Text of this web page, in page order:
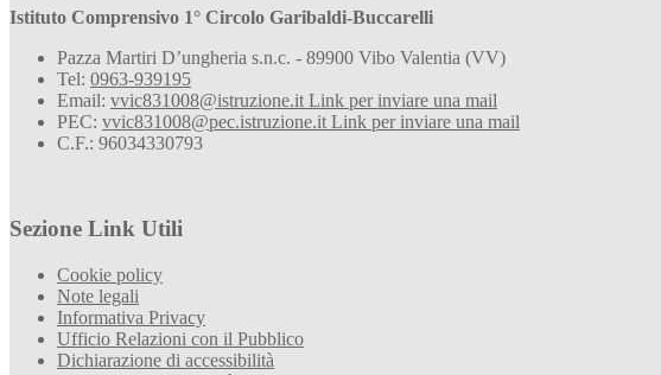
Istituto Comprensivo 1° Circolo Garibaldi-Buccarelli
Pazza Martiri D’ungheria s.n.c. - 89900 Vibo Valentia (VV)
Tel: 0963-939195
Email: vvic831008@istruzione.it Link per inviare una mail
PEC: vvic831008@pec.istruzione.it Link per inviare una mail
C.F.: 96034330793
Sezione Link Utili
Cookie policy
Note legali
Informativa Privacy
Ufficio Relazioni con il Pubblico
Dichiarazione di accessibilità